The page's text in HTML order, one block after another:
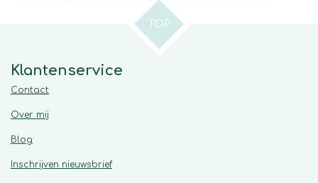
TOP
Klantenservice
Contact
Over mij
Blog
Inschrijven nieuwsbrief